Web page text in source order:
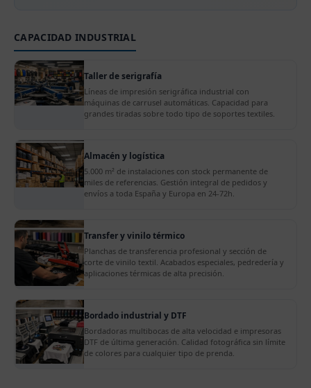
CAPACIDAD INDUSTRIAL
Taller de serigrafía
Líneas de impresión serigráfica industrial con
máquinas de carrusel automáticas. Capacidad para
grandes tiradas sobre todo tipo de soportes textiles.
Almacén y logística
5.000 m² de instalaciones con stock permanente de
miles de referencias. Gestión integral de pedidos y
envíos a toda España y Europa en 24-72h.
Transfer y vinilo térmico
Planchas de transferencia profesional y sección de
corte de vinilo textil. Acabados especiales, pedredería y
aplicaciones térmicas de alta precisión.
Bordado industrial y DTF
Bordadoras multibocas de alta velocidad e impresoras
DTF de última generación. Calidad fotográfica sin límite
de colores para cualquier tipo de prenda.